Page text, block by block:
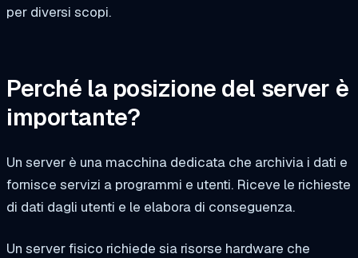
per diversi scopi.
Perché la posizione del server è
importante?
Un server è una macchina dedicata che archivia i dati e
fornisce servizi a programmi e utenti. Riceve le richieste
di dati dagli utenti e le elabora di conseguenza.
Un server fisico richiede sia risorse hardware che